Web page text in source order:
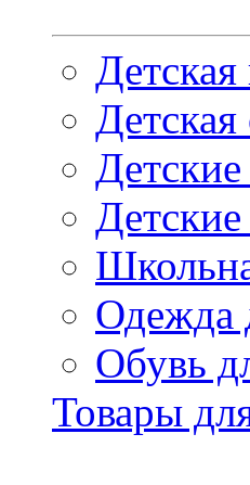
Одежда
Обувь
Товары